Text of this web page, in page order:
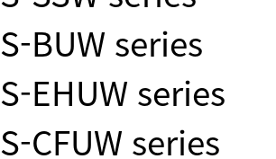
S-BUW series
S-EHUW series
S-CFUW series